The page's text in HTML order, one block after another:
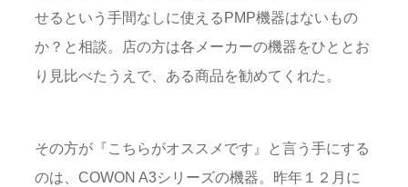
せるという手間なしに使えるPMP機器はないもの
か？と相談。店の方は各メーカーの機器をひととお
り見比べたうえで、ある商品を勧めてくれた。
その方が『こちらがオススメです』と言う手にする
のは、COWON A3シリーズの機器。昨年１２月に